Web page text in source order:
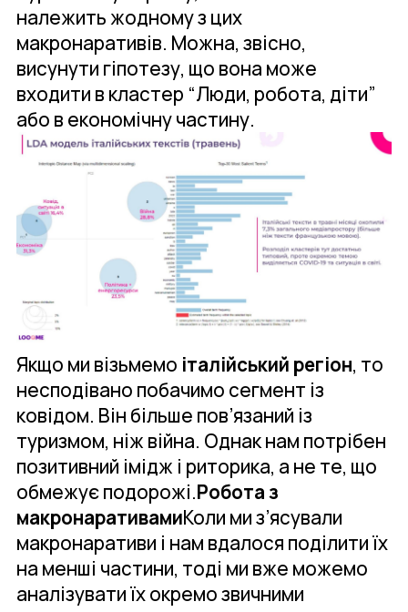
належить жодному з цих
макронаративів. Можна, звісно,
висунути гіпотезу, що вона може
входити в кластер “Люди, робота, діти”
або в економічну частину.
Якщо ми візьмемо італійський регіон, то
несподівано побачимо сегмент із
ковідом. Він більше пов’язаний із
туризмом, ніж війна. Однак нам потрібен
позитивний імідж і риторика, а не те, що
обмежує подорожі.Робота з
макронаративамиКоли ми з’ясували
макронаративи і нам вдалося поділити їх
на менші частини, тоді ми вже можемо
аналізувати їх окремо звичними